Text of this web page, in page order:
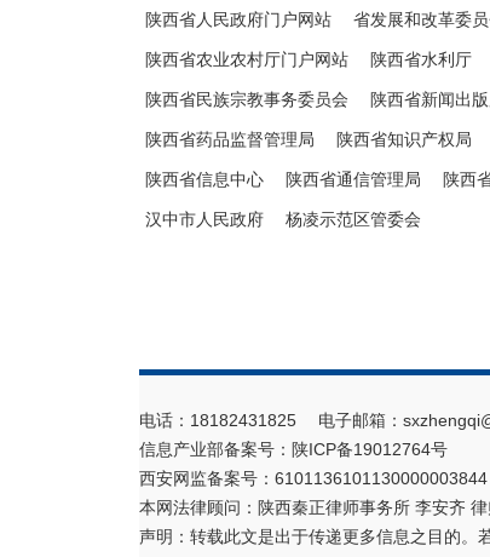
陕西省人民政府门户网站 省发展和改革委
陕西省农业农村厅门户网站 陕西省水利厅
陕西省民族宗教事务委员会 陕西省新闻出
陕西省药品监督管理局 陕西省知识产权局
陕西省信息中心 陕西省通信管理局 陕西
汉中市人民政府 杨凌示范区管委会
电话：18182431825 电子邮箱：
信息产业部备案号： 陕ICP备19012764号
西安网监备案号：
本网法律顾问：陕西秦正律师事务所 李安齐
声明：转载此文是出于传递更多信息之目的。